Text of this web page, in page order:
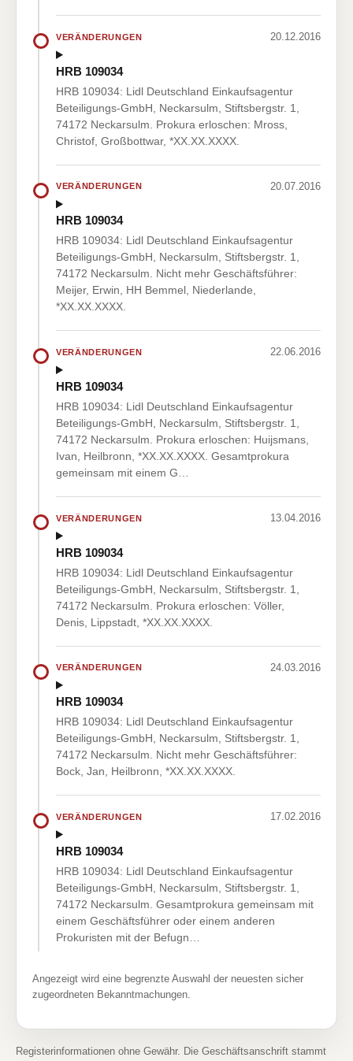
VERÄNDERUNGEN 20.12.2016
HRB 109034
HRB 109034: Lidl Deutschland Einkaufsagentur
Beteiligungs-GmbH, Neckarsulm, Stiftsbergstr. 1,
74172 Neckarsulm. Prokura erloschen: Mross,
Christof, Großbottwar, *XX.XX.XXXX.
VERÄNDERUNGEN 20.07.2016
HRB 109034
HRB 109034: Lidl Deutschland Einkaufsagentur
Beteiligungs-GmbH, Neckarsulm, Stiftsbergstr. 1,
74172 Neckarsulm. Nicht mehr Geschäftsführer:
Meijer, Erwin, HH Bemmel, Niederlande,
*XX.XX.XXXX.
VERÄNDERUNGEN 22.06.2016
HRB 109034
HRB 109034: Lidl Deutschland Einkaufsagentur
Beteiligungs-GmbH, Neckarsulm, Stiftsbergstr. 1,
74172 Neckarsulm. Prokura erloschen: Huijsmans,
Ivan, Heilbronn, *XX.XX.XXXX. Gesamtprokura
gemeinsam mit einem G…
VERÄNDERUNGEN 13.04.2016
HRB 109034
HRB 109034: Lidl Deutschland Einkaufsagentur
Beteiligungs-GmbH, Neckarsulm, Stiftsbergstr. 1,
74172 Neckarsulm. Prokura erloschen: Völler,
Denis, Lippstadt, *XX.XX.XXXX.
VERÄNDERUNGEN 24.03.2016
HRB 109034
HRB 109034: Lidl Deutschland Einkaufsagentur
Beteiligungs-GmbH, Neckarsulm, Stiftsbergstr. 1,
74172 Neckarsulm. Nicht mehr Geschäftsführer:
Bock, Jan, Heilbronn, *XX.XX.XXXX.
VERÄNDERUNGEN 17.02.2016
HRB 109034
HRB 109034: Lidl Deutschland Einkaufsagentur
Beteiligungs-GmbH, Neckarsulm, Stiftsbergstr. 1,
74172 Neckarsulm. Gesamtprokura gemeinsam mit
einem Geschäftsführer oder einem anderen
Prokuristen mit der Befugn…
Angezeigt wird eine begrenzte Auswahl der neuesten sicher
zugeordneten Bekanntmachungen.
Registerinformationen ohne Gewähr. Die Geschäftsanschrift stammt